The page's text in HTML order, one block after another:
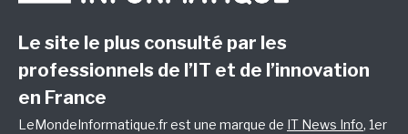
Le site le plus consulté par les
professionnels de l’IT et de l’innovation
en France
LeMondeInformatique.fr est une marque de IT News Info, 1er